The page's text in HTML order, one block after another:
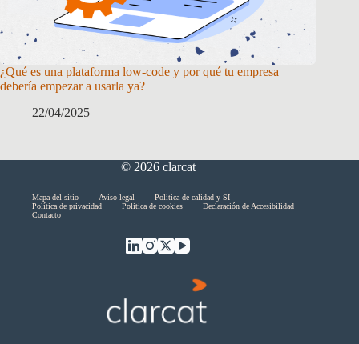
¿Qué es una plataforma low-code y por qué tu empresa
debería empezar a usarla ya?
22/04/2025
© 2026 clarcat
Mapa del sitio Aviso legal
Política de calidad y SI
Política de privacidad
Politica de cookies
Declaración de Accesibilidad
Contacto